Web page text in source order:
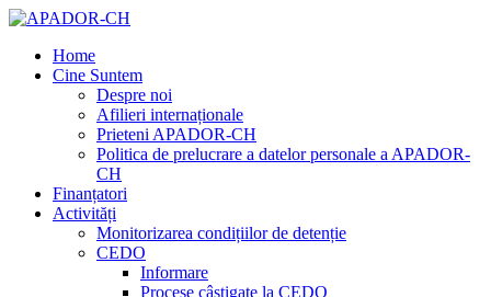
Home
Cine Suntem
Despre noi
Afilieri internaționale
Prieteni APADOR-CH
Politica de prelucrare a datelor personale a APADOR-
CH
Finanțatori
Activități
Monitorizarea condițiilor de detenție
CEDO
Informare
Procese câștigate la CEDO